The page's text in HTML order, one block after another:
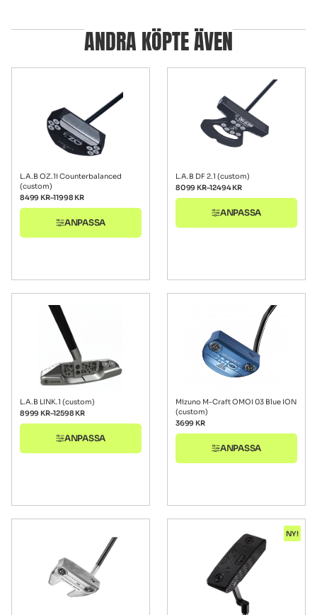
ANDRA KÖPTE ÄVEN
L.A.B OZ.1i Counterbalanced
(custom)
8499 KR–11998 KR
ANPASSA
L.A.B DF 2.1 (custom)
8099 KR–12494KR
ANPASSA
L.A.B LINK.1 (custom)
8999 KR–12598 KR
ANPASSA
Mizuno M-Craft OMOI 03 Blue ION
(custom)
3699 KR
ANPASSA
NY!